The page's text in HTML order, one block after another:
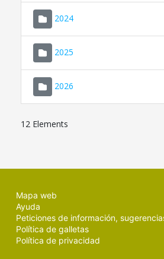
2024
2025
2026
12 Elements
Mapa web
Ayuda
Peticiones de información,
Política de galletas
Política de privacidad